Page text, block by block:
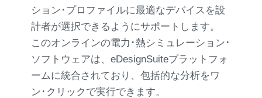
ション･プロファイルに最適なデバイスを設
計者が選択できるようにサポートします。
このオンラインの電力･熱シミュレーション･
ソフトウェアは、eDesignSuiteプラットフォ
ームに統合されており、包括的な分析をワ
ン･クリックで実行できます。